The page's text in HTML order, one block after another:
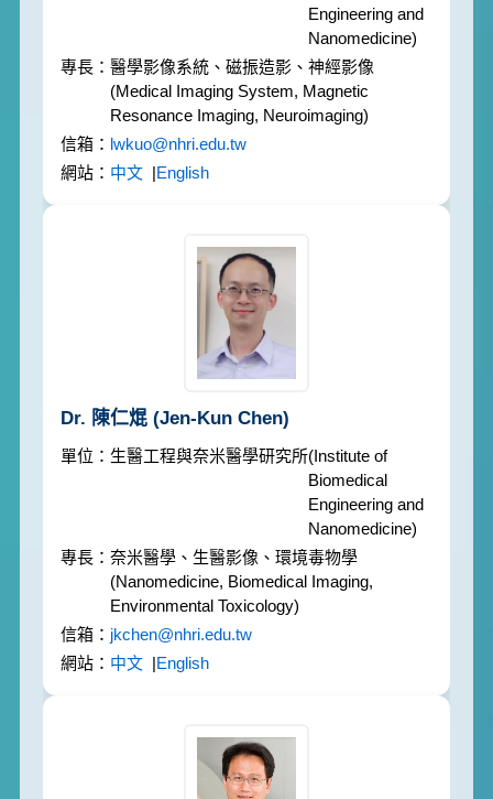
Engineering and
Nanomedicine)
醫學影像系統、磁振造影、神經影像
(Medical Imaging System, Magnetic
Resonance Imaging, Neuroimaging)
lwkuo@nhri.edu.tw
中文 |English
Dr. 陳仁焜 (Jen-Kun Chen)
生醫工程與奈米醫學研究所(Institute of
Biomedical
Engineering and
Nanomedicine)
奈米醫學、生醫影像、環境毒物學
(Nanomedicine, Biomedical Imaging,
Environmental Toxicology)
jkchen@nhri.edu.tw
中文 |English